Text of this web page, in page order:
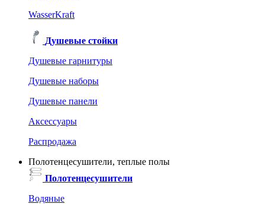
WasserKraft
Душевые стойки
Душевые гарнитуры
Душевые наборы
Душевые панели
Аксессуары
Распродажа
Полотенцесушители, теплые полы
Полотенцесушители
Водяные